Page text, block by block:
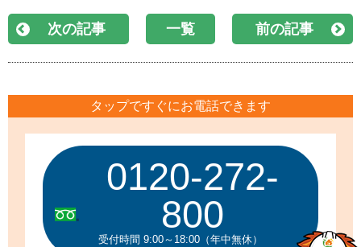
次の記事 一覧 前の記事
タップですぐにお電話できます
0120-272-
800
受付時間 9:00～18:00（年中無休）